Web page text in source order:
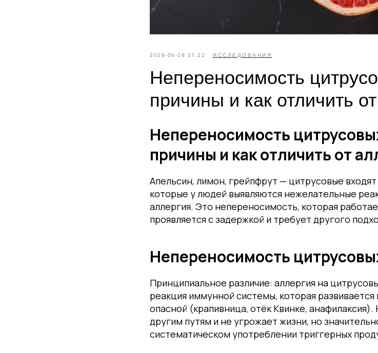
2026-06-18 17:22 ИССЛЕДОВАНИЯ
Непереносимость
причины и как отличить
Непереносимость
причины и как отличить от
Апельсин, лимон, грейпфрут — цитрусовые
которые у людей выявляются нежелательные
аллергия. Это непереносимость, которая
проявляется с задержкой и требует другого
Непереносимость
Принципиальное различие: аллергия на
реакция иммунной системы, которая
опасной (крапивница, отёк Квинке,
другим путям и не угрожает жизни, но
систематическом употреблении триггерных